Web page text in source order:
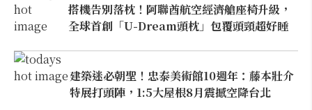
搭機告別落枕！阿聯酋航空經濟艙座椅升級，
全球首創「U-Dream頭枕」包覆頭頸超好睡
建築迷必朝聖！忠泰美術館10週年：藤本壯介
特展打頭陣，1:5大屋根8月震撼空降台北